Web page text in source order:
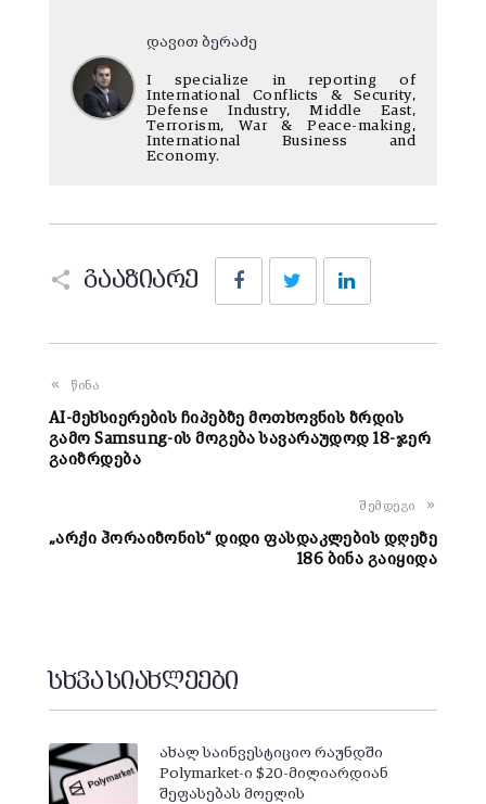
დავით ბერაძე
I specialize in reporting of
International Conflicts & Security,
Defense Industry, Middle East,
Terrorism, War & Peace-making,
International Business and
Economy.
გააზიარე
FacebookTwitter
წინა
AI-მეხსიერების ჩიპებზე მოთხოვნის ზრდის
გამო Samsung-ის მოგება სავარაუდოდ 18-ჯერ
გაიზრდება
შემდეგი
„არქი ჰორაიზონის“ დიდი ფასდაკლების დღეზე
186 ბინა გაიყიდა
სხვა სიახლეები
ახალ საინვესტიციო რაუნდში
Polymarket-ი $20-მილიარდიან
შეფასებას მოელის